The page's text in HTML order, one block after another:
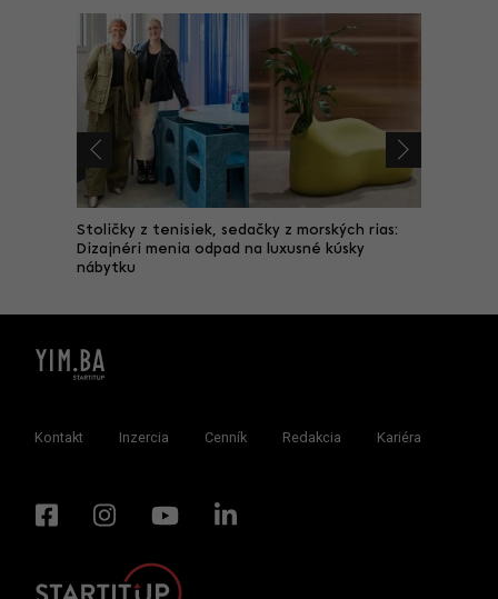
Stoličky z tenisiek, sedačky z morských rias:
Dizajnéri menia odpad na luxusné kúsky
nábytku
Kontakt Inzercia Cenník Redakcia Kariéra